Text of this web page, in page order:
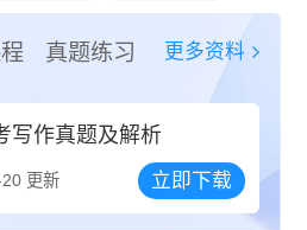
真题练习 更多资料
写作真题及解析
更新 立即下载